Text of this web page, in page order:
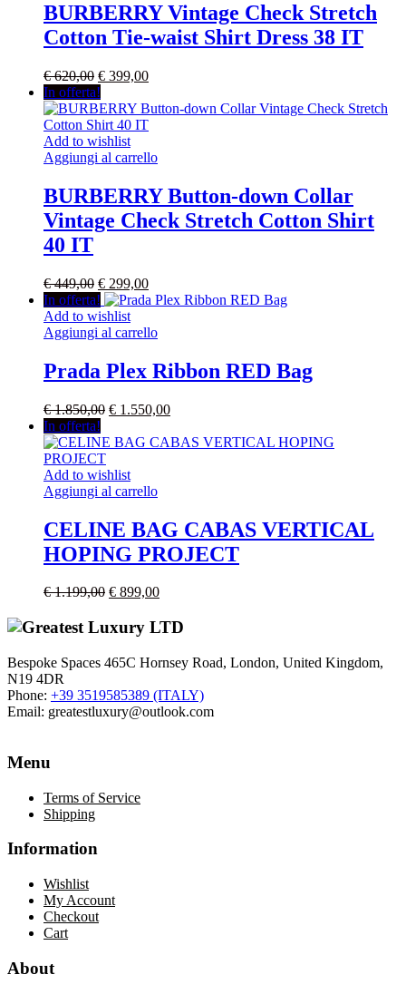
BURBERRY Vintage Check Stretch
Cotton Tie-waist Shirt Dress 38 IT
€620,00 Il
prezzo
originale
era:
€ 620,00.
€ 399,00Il
attuale
è:
In offerta!
Add to wishlist
Aggiungi al carrello
BURBERRY Button-down Collar
Vintage Check Stretch Cotton Shirt
40 IT
€449,00 Il
prezzo
originale
era:
€ 299,00Il
prezzo
è:
In offerta!
Add to wishlist
Aggiungi al carrello
Prada Plex Ribbon RED Bag
€1.850,00 Il
originale
€ 1.850,00.
€ 1.550,00Il
attuale
In offerta!
Add to wishlist
Aggiungi al carrello
CELINE BAG CABAS VERTICAL
HOPING PROJECT
€1.199,00 Il
originale
€ 1.199,00.
€ 899,00Il
attuale
€ 899,00.
Bespoke Spaces 465C Hornsey Road, London, United Kingdom,
N19 4DR
Phone: +39 3519585389 (ITALY)
Email: greatestluxury@outlook.com
Menu
Terms of Service
Shipping
Information
Wishlist
My Account
Checkout
Cart
About